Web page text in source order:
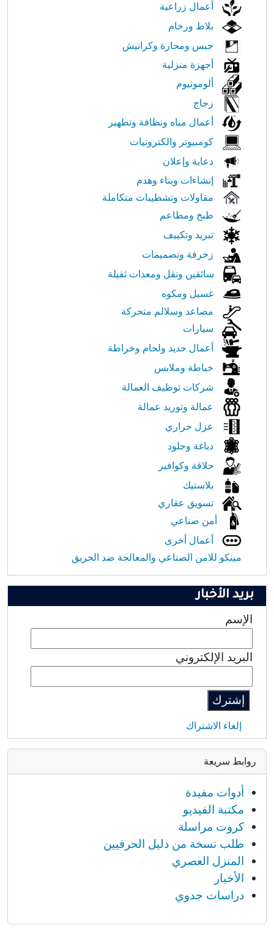
أعمال زراعية
بلاط ورخام
جبس ومحارة وكرانيش
أجهزة منزلية
ألومونيوم
زجاج
أعمال مياه ونظافة وتطهير
كومبيوتر والكترونيات
دعاية وإعلان
إنشاءات وبناء وهدم
مقاولات وتشطيبات متكاملة
طبخ ومطاعم
تبريد وتكييف
زخرفة وتصميمات
سائقين ونقل ومعدات ثقيلة
غسيل ومكوه
مصاعد وسلالم متحركة
سيارات
أعمال حديد ولحام وخراطة
خياطة وملابس
شركات توظيف العمالة
عمالة وتوريد عمالة
عزل حراري
دباغة وجلود
حلاقة وكوافير
بلاستيك
تسويق عقاري
أمن صناعي
أعمال أخرى
مينكو للامن الصناعي والمعالجة ضد الحريق
بريد الأخبار
الإسم
البريد الإلكتروني
إلغاء الاشتراك
روابط سريعة
أدوات مفيدة
مكتبة الفيديو
كروت مراسلة
طلب نسخة من دليل الحرفيين
المنزل العصري
الأخبار
دراسات جدوي